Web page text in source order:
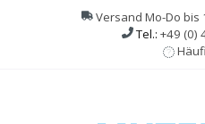
springen
Versand Mo-Do bis
Tel.: +49 (0)